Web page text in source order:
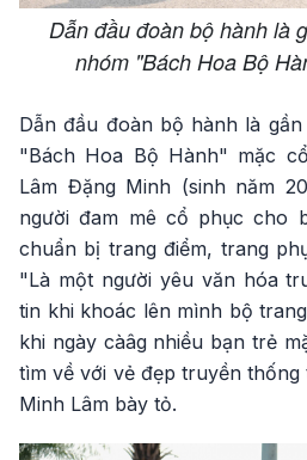
Dẫn đầu đoàn bộ hành là
nhóm "Bách Hoa Bộ
Dẫn đầu đoàn bộ hành là
"Bách Hoa Bộ Hành" mặc
Lâm Đặng Minh (sinh năm
người đam mê cổ phục cho
chuẩn bị trang điểm, trang
"Là một người yêu văn hóa
tin khi khoác lên mình bộ
khi ngày càâg nhiều bạn trẻ
tìm về với vẻ đẹp truyền
Minh Lâm bày tỏ.